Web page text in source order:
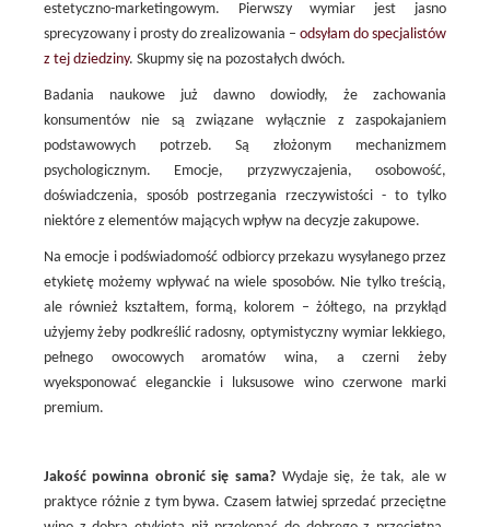
estetyczno-marketingowym. Pierwszy wymiar jest jasno
sprecyzowany i prosty do zrealizowania –odsyłam do specjalistów
z tej dziedziny. Skupmy się na pozostałych dwóch.
Badania naukowe już dawno dowiodły, że zachowania
konsumentów nie są związane wyłącznie z zaspokajaniem
podstawowych potrzeb. Są złożonym mechanizmem
psychologicznym. Emocje, przyzwyczajenia, osobowość,
doświadczenia, sposób postrzegania rzeczywistości - to tylko
niektóre z elementów mających wpływ na decyzje zakupowe.
Na emocje i podświadomość odbiorcy przekazu wysyłanego przez
etykietę możemy wpływać na wiele sposobów. Nie tylko treścią,
ale również kształtem, formą, kolorem – żółtego, na przykłąd
użyjemy żeby podkreślić radosny, optymistyczny wymiar lekkiego,
pełnego owocowych aromatów wina, a czerni żeby
wyeksponować eleganckie i luksusowe wino czerwone marki
premium.
Jakość powinna obronić się sama?Wydaje się, że tak, ale w
praktyce różnie z tym bywa. Czasem łatwiej sprzedać przeciętne